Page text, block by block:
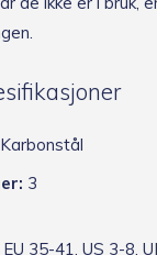
Karbonstål
3
35-41, US 3-8,